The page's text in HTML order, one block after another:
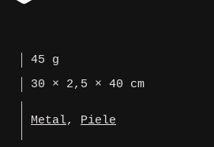
45 g
30 × 2,5 × 40 cm
Metal, Piele